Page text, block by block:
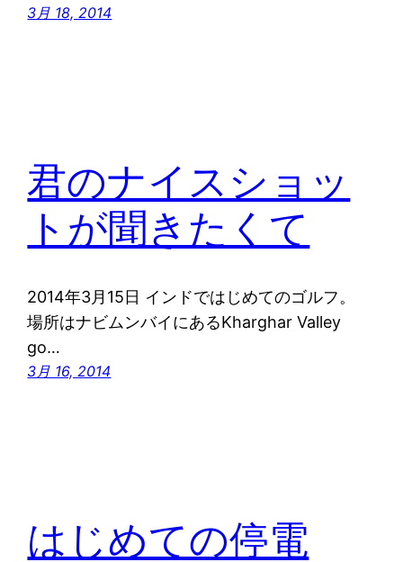
3月 18, 2014
君のナイスショッ
トが聞きたくて
2014年3月15日 インドではじめてのゴルフ。
場所はナビムンバイにあるKharghar Valley
go…
3月 16, 2014
はじめての停電